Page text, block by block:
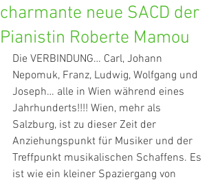
charmante neue SACD der
Pianistin Roberte Mamou
Die VERBINDUNG… Carl, Johann
Nepomuk, Franz, Ludwig, Wolfgang und
Joseph… alle in Wien während eines
Jahrhunderts!!!! Wien, mehr als
Salzburg, ist zu dieser Zeit der
Anziehungspunkt für Musiker und der
Treffpunkt musikalischen Schaffens. Es
ist wie ein kleiner Spaziergang von